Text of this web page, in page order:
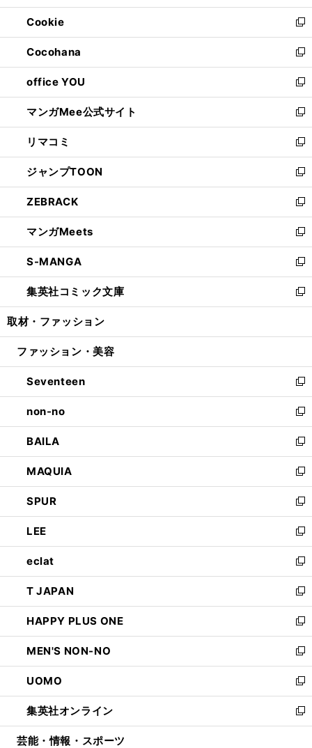
開
く
ウ
で
開
く
ン
ド
ウ
で
開
く
ウ
ィ
ン
ド
ウ
で
開
く
Cookie
新
し
い
ウ
ィ
ン
ド
ウ
で
開
く
Cocohana
新
し
い
ウ
ィ
ン
ド
ウ
で
開
く
office YOU
新
し
い
ウ
ィ
ン
ド
ウ
で
開
く
マンガMee公式サイト
新
し
い
ウ
ィ
ン
ド
ウ
で
開
く
リマコミ
新
し
い
ウ
ィ
ン
ド
ウ
で
開
く
ジャンプTOON
新
し
い
ウ
ィ
ン
ド
ウ
で
開
ZEBRACK
新
し
い
ウ
ィ
ン
ド
ウ
開
マンガMeets
新
し
い
ウ
ィ
ン
ウ
開
く
S-MANGA
新
し
い
ウ
ン
ウ
で
開
く
集英社コミック文庫
新
し
ウ
ン
ド
ウ
で
開
く
取材・ファッション
ファッション・美容
Seventeen
新
し
い
ウ
ィ
ン
ド
ウ
で
開
く
non-no
新
し
い
ウ
ィ
ン
ド
ウ
で
開
く
BAILA
新
し
い
ウ
ィ
ン
ド
ウ
で
開
く
MAQUIA
新
し
い
ウ
ィ
ン
ド
ウ
で
開
く
SPUR
新
し
い
ウ
ィ
ン
ド
ウ
で
開
く
LEE
新
し
い
ウ
ィ
ン
ド
ウ
で
開
く
eclat
新
し
い
ウ
ィ
ン
ド
ウ
で
開
く
T JAPAN
新
し
い
ウ
ィ
ン
ド
ウ
で
開
HAPPY PLUS ONE
新
し
い
ウ
ィ
ン
ド
ウ
MEN'S NON-NO
新
し
い
ウ
ィ
ン
UOMO
新
し
い
ウ
集英社オンライン
新
し
芸能・情報・スポーツ